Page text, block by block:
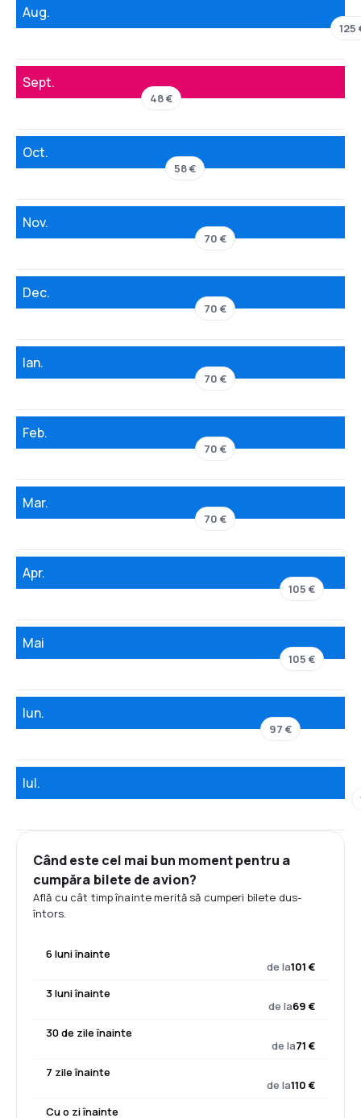
Aug.
125
Sept.
48 €
Oct.
58 €
Nov.
70 €
Dec.
70 €
Ian.
70 €
Feb.
70 €
Mar.
70 €
Apr.
105 €
Mai
105 €
Iun.
97 €
Iul.
Când este cel mai bun moment pentru a
cumpăra bilete de avion?
Află cu cât timp înainte merită să cumperi bilete dus-
întors.
6 luni înainte
de la101 €
3 luni înainte
de la69 €
30 de zile înainte
de la71 €
7 zile înainte
de la110 €
Cu o zi înainte